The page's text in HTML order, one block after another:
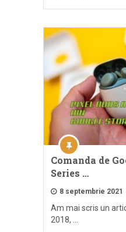
Comanda de
Series …
8 septembrie 2021
Am mai scris un
2018, …